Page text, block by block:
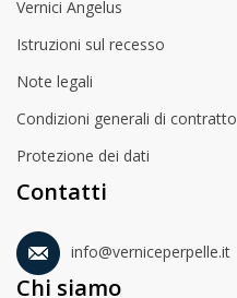
Vernici Angelus
Istruzioni sul recesso
Note legali
Condizioni generali di contratto
Protezione dei dati
Contatti
info@verniceperpelle.it
Chi siamo